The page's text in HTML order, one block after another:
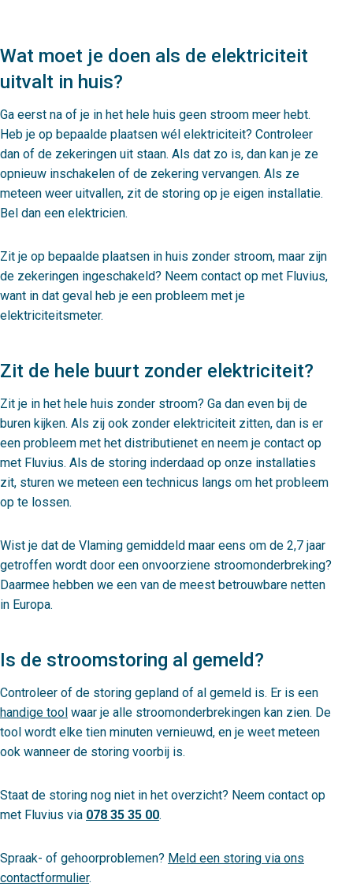
Wat moet je doen als de elektriciteit
uitvalt in huis?
Ga eerst na of je in het hele huis geen stroom meer hebt.
Heb je op bepaalde plaatsen wél elektriciteit? Controleer
dan of de zekeringen uit staan. Als dat zo is, dan kan je ze
opnieuw inschakelen of de zekering vervangen. Als ze
meteen weer uitvallen, zit de storing op je eigen installatie.
Bel dan een elektricien.
Zit je op bepaalde plaatsen in huis zonder stroom, maar zijn
de zekeringen ingeschakeld? Neem contact op met Fluvius,
want in dat geval heb je een probleem met je
elektriciteitsmeter.
Zit de hele buurt zonder elektriciteit?
Zit je in het hele huis zonder stroom? Ga dan even bij de
buren kijken. Als zij ook zonder elektriciteit zitten, dan is er
een probleem met het distributienet en neem je contact op
met Fluvius. Als de storing inderdaad op onze installaties
zit, sturen we meteen een technicus langs om het probleem
op te lossen.
Wist je dat de Vlaming gemiddeld maar eens om de 2,7 jaar
getroffen wordt door een onvoorziene stroomonderbreking?
Daarmee hebben we een van de meest betrouwbare netten
in Europa.
Is de stroomstoring al gemeld?
Controleer of de storing gepland of al gemeld is. Er is een
handige tool waar je alle stroomonderbrekingen kan zien. De
tool wordt elke tien minuten vernieuwd, en je weet meteen
ook wanneer de storing voorbij is.
Staat de storing nog niet in het overzicht? Neem contact op
met Fluvius via 078 35 35 00.
Spraak- of gehoorproblemen? Meld een storing via ons
contactformulier.